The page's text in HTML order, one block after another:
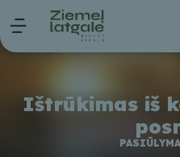
Ištrūkimas iš